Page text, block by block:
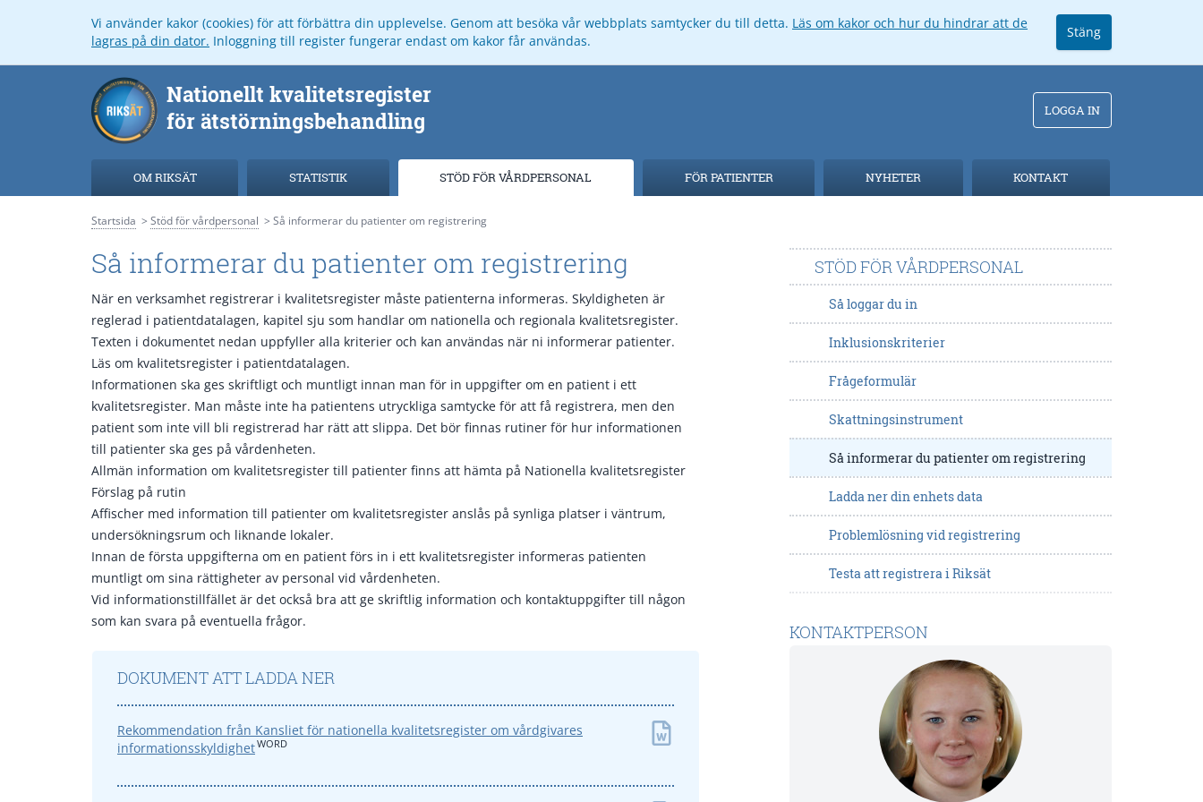
Vi använder kakor (cookies) för att förbättra din upplevelse. Genom att besöka vår webbplats samtycker du till detta. Läs om kakor och hur du hindrar att de
lagras på din dator. Inloggning till register fungerar endast om kakor får användas.
Stäng
LOGGA IN
OM RIKSÄT STATISTIK STÖD FÖR VÅRDPERSONAL FÖR PATIENTER NYHETER KONTAKT
Startsida Stöd för vårdpersonal Så informerar du patienter om registrering
Så informerar du patienter om registrering
När en verksamhet registrerar i kvalitetsregister måste patienterna informeras. Skyldigheten är
reglerad i patientdatalagen, kapitel sju som handlar om nationella och regionala kvalitetsregister.
Texten i dokumentet nedan uppfyller alla kriterier och kan användas när ni informerar patienter.
Läs om kvalitetsregister i patientdatalagen.
Informationen ska ges skriftligt och muntligt innan man för in uppgifter om en patient i ett
kvalitetsregister. Man måste inte ha patientens utryckliga samtycke för att få registrera, men den
patient som inte vill bli registrerad har rätt att slippa. Det bör finnas rutiner för hur informationen
till patienter ska ges på vårdenheten.
Allmän information om kvalitetsregister till patienter finns att hämta på Nationella kvalitetsregister
Förslag på rutin
Affischer med information till patienter om kvalitetsregister anslås på synliga platser i väntrum,
undersökningsrum och liknande lokaler.
Innan de första uppgifterna om en patient förs in i ett kvalitetsregister informeras patienten
muntligt om sina rättigheter av personal vid vårdenheten.
Vid informationstillfället är det också bra att ge skriftlig information och kontaktuppgifter till någon
som kan svara på eventuella frågor.
DOKUMENT ATT LADDA NER
Rekommendation från Kansliet för nationella kvalitetsregister om vårdgivares
informationsskyldighetWORD
STÖD FÖR VÅRDPERSONAL
Så loggar du in
Inklusionskriterier
Frågeformulär
Skattningsinstrument
Så informerar du patienter om registrering
Ladda ner din enhets data
Problemlösning vid registrering
Testa att registrera i Riksät
KONTAKTPERSON